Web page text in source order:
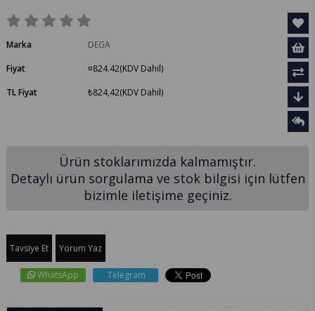
Marka
DEGA
Fiyat
¤824.42(KDV Dahil)
TL Fiyat
₺824,42(KDV Dahil)
Ürün stoklarımızda kalmamıştır.
Detaylı ürün sorgulama ve stok bilgisi için lütfen
bizimle iletişime geçiniz.
Tavsiye Et Yorum Yaz
WhatsApp Telegram